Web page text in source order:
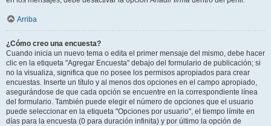
Arriba
¿Cómo creo una encuesta?
Cuando inicia un nuevo tema o edita el primer mensaje del mismo, debe hacer
clic en la etiqueta "Agregar Encuesta" debajo del formulario de publicación; si
no la visualiza, significa que no posee los permisos apropiados para crear
encuestas. Inserte un título y al menos dos opciones en el campo apropiado,
asegurándose de que cada opción se encuentre en la correspondiente línea
del formulario. También puede elegir el número de opciones que el usuario
puede seleccionar en la etiqueta "Opciones por usuario", el tiempo límite en
días para la encuesta (0 para duración infinita) y por último la opción de